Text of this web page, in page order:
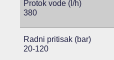
Protok vode (l/h)
380
Radni pritisak (bar)
20-120